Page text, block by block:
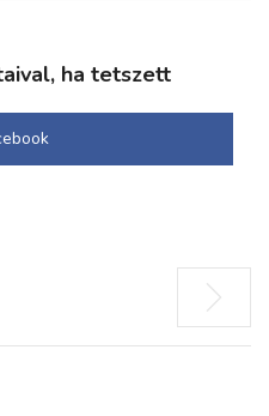
ha tetszett